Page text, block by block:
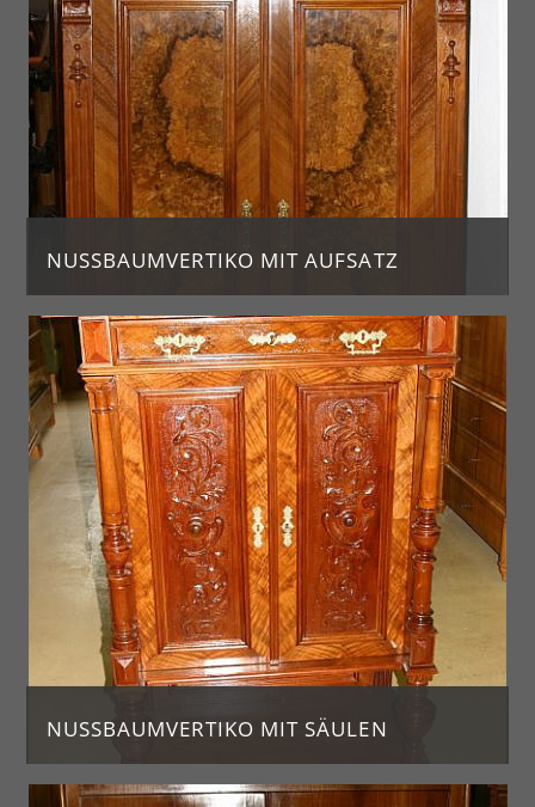
NUSSBAUMVERTIKO MIT AUFSATZ
Jahrgang ca. 1880
H. 203, Br. 96, T. 48
Preis: 1.650 €
NUSSBAUMVERTIKO MIT SÄULEN
Jahrgang ca. 1880